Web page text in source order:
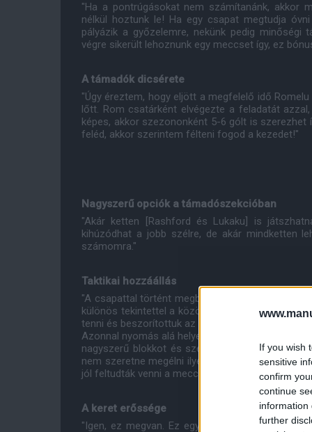
If you wish
sensitive
confirm
continue
information
further
"Ha a pontrúgásokat nem számítanánk, akkor
nélkül hoztunk le! Ha egy csapat megtudja
pályázik a győzelemre, nekünk pedig minőségi
végre sikerült lehoznunk egy meccset így, ez
A támadók dicsérete
"Úgy éreztem, hogy eljött a megfelelő idő
lőtt. Rom csatárként elvégezte a feladatát
képes, akkor szezononként 5-6 gólt is
feléd, akkor szerintem félteni fogod a kezedet!"
Nagyszerű opciók a támadószekcióban
"Akár ketten [Rashford és Lukaku] is
kihúzódhat a jobb szélre, de akár mindketten
számomra."
Taktikai hozzáállás
"A csapattal történt megbeszélés során arról
különös tekintettel a közönség csendben
tenni és beszorítottuk az ellenfelünket, de aztán
Azonnal nyomás alá helyeztek minket, Atsu
nagyszerű blokkot és szerelést mutatott be, de
nem szeretne megélni ilyen közönség előtt egy
jól feltudták venni a meccs ritmusát, a
A keret erőssége
"Igen, ez megvan. Ez egy csapatjáték, kollektív